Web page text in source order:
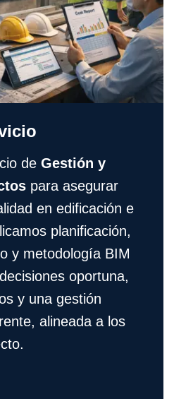
de Gestión y
para asegurar
en edificación e
planificación,
y metodología BIM
oportuna,
y una gestión
alineada a los